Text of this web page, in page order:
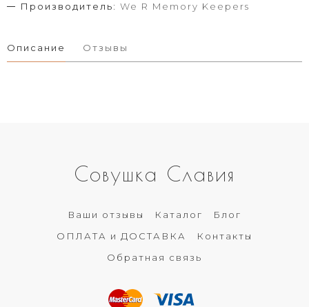
Производитель: We R Memory Keepers
Описание Отзывы
Совушка Славия
Ваши отзывы Каталог
Блог
ОПЛАТА и ДОСТАВКА
Контакты
Обратная связь